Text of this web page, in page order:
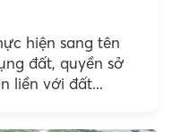
hiện sang tên
đất, quyền sở
liền với đất...